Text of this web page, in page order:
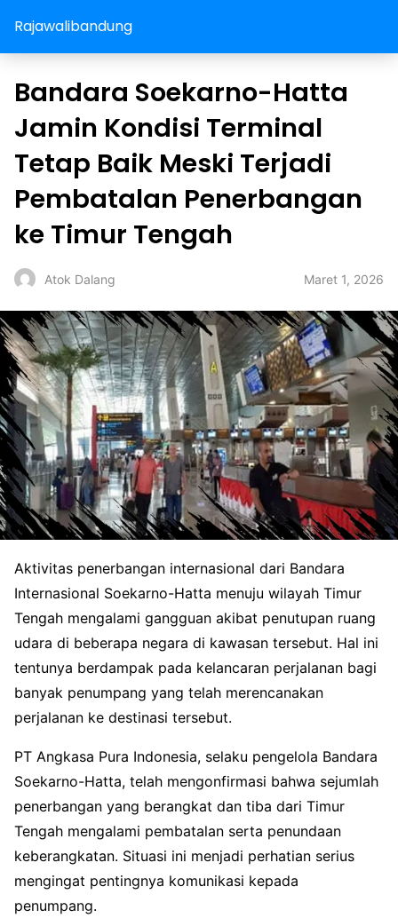
Rajawalibandung
Bandara Soekarno-Hatta
Jamin Kondisi Terminal
Tetap Baik Meski Terjadi
Pembatalan Penerbangan
ke Timur Tengah
Atok Dalang Maret 1, 2026
Aktivitas penerbangan internasional dari Bandara
Internasional Soekarno-Hatta menuju wilayah Timur
Tengah mengalami gangguan akibat penutupan ruang
udara di beberapa negara di kawasan tersebut. Hal ini
tentunya berdampak pada kelancaran perjalanan bagi
banyak penumpang yang telah merencanakan
perjalanan ke destinasi tersebut.
PT Angkasa Pura Indonesia, selaku pengelola Bandara
Soekarno-Hatta, telah mengonfirmasi bahwa sejumlah
penerbangan yang berangkat dan tiba dari Timur
Tengah mengalami pembatalan serta penundaan
keberangkatan. Situasi ini menjadi perhatian serius
mengingat pentingnya komunikasi kepada
penumpang.